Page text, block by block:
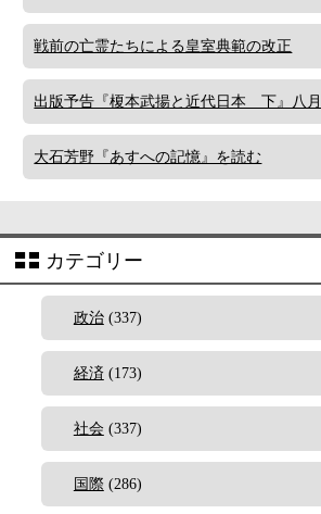
戦前の亡霊たちによる皇室典範の改正
出版予告『榎本武揚と近代日本 下』八
大石芳野『あすへの記憶』を読む
カテゴリー
政治(337)
経済(173)
社会(337)
国際 (286)